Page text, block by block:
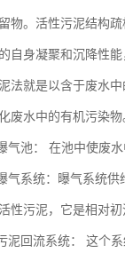
物。活性污泥结构
自身凝聚和沉降性
法就是以含于废水
废水中的有机污染
气池： 在池中使废
气系统：曝气系统
性污泥，它是相对
泥回流系统： 这个